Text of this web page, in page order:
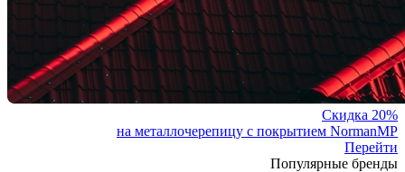
Скидка 20%
на металлочерепицу с покрытием NormanMP
Перейти
Популярные бренды